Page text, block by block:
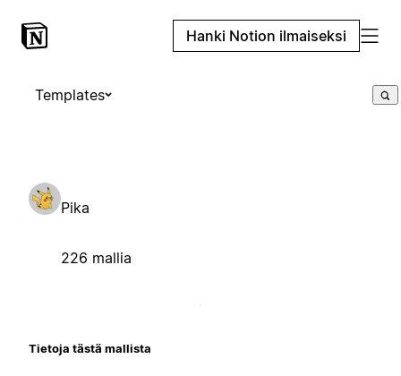
Hanki Notion ilmaiseksi
Templates
Pika
226 mallia
Tietoja tästä mallista